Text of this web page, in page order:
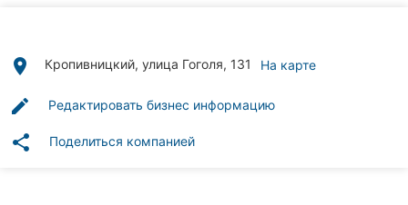
Ветеринарные
Автошколы
place Кропивницкий, улица Гоголя, 131 На карте
edit Редактировать бизнес информацию
share Поделиться компанией